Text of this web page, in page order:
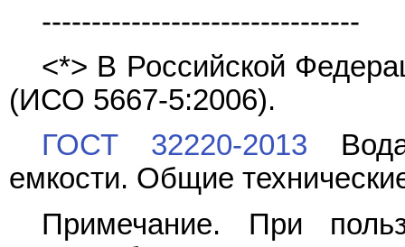
--------------------------------
<*> В Российской
(ИСО 5667-5:2006).
ГОСТ 32220-2013
емкости. Общие
Примечание. При